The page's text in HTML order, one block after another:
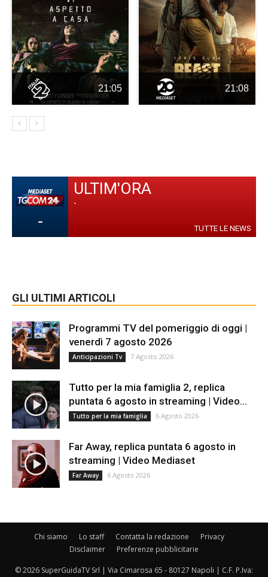
21:05 21:08
-
ULTIM'ORA
-
TUTTE LE NEWS
GLI ULTIMI ARTICOLI
Programmi TV del pomeriggio di oggi |
venerdì 7 agosto 2026
Anticipazioni Tv 7 Agosto 2026
Tutto per la mia famiglia 2, replica
puntata 6 agosto in streaming | Video...
Tutto per la mia famiglia 6 Agosto 2026
Far Away, replica puntata 6 agosto in
streaming | Video Mediaset
Far Away 6 Agosto 2026
Chi siamo Lo staff Contatta la redazione
Privacy
Disclaimer
Preferenze pubblicitarie
© 2026 SuperGuidaTV Srl | Via Cimarosa 65 - 80127 Napoli | C.F. P.Iva: